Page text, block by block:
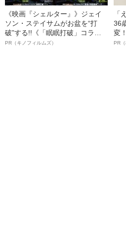
《映画『シェルター』》ジェイ
ソン・ステイサムがお盆を“打
破”する!!《「眠眠打破」コラ
ボ》
PR（キノフィルムズ）
「
36
変
オ
PR